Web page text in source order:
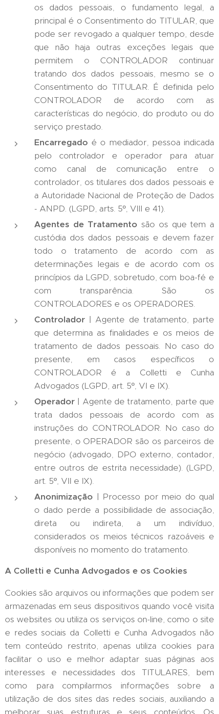
os dados pessoais, o fundamento legal, a
principal é o Consentimento do TITULAR, que
pode ser revogado a qualquer tempo, desde
que não haja outras exceções legais que
permitem o CONTROLADOR continuar
tratando dos dados pessoais, mesmo se o
Consentimento do TITULAR. É definida pelo
CONTROLADOR de acordo com as
características do negócio, do produto ou do
serviço prestado.
Encarregado é o mediador, pessoa indicada
pelo controlador e operador para atuar
como canal de comunicação entre o
controlador, os titulares dos dados pessoais e
a Autoridade Nacional de Proteção de Dados
- ANPD. (LGPD, arts. 5º, VIII e 41).
Agentes de Tratamento são os que tem a
custódia dos dados pessoais e devem fazer
todo o tratamento de acordo com as
determinações legais e de acordo com os
princípios da LGPD, sobretudo, com boa-fé e
com transparência. São os
CONTROLADORES e os OPERADORES.
Controlador | Agente de tratamento, parte
que determina as finalidades e os meios de
tratamento de dados pessoais. No caso do
presente, em casos específicos o
CONTROLADOR é a Colletti e Cunha
Advogados (LGPD, art. 5º, VI e IX).
Operador | Agente de tratamento, parte que
trata dados pessoais de acordo com as
instruções do CONTROLADOR. No caso do
presente, o OPERADOR são os parceiros de
negócio (advogado, DPO externo, contador,
entre outros de estrita necessidade). (LGPD,
art. 5º, VII e IX).
Anonimização | Processo por meio do qual
o dado perde a possibilidade de associação,
direta ou indireta, a um indivíduo,
considerados os meios técnicos razoáveis e
disponíveis no momento do tratamento.
A Colletti e Cunha Advogados e os Cookies
Cookies são arquivos ou informações que podem ser
armazenadas em seus dispositivos quando você visita
os websites ou utiliza os serviços on-line, como o site
e redes sociais da Colletti e Cunha Advogados não
tem conteúdo restrito, apenas utiliza cookies para
facilitar o uso e melhor adaptar suas páginas aos
interesses e necessidades dos TITULARES, bem
como para compilarmos informações sobre a
utilização de dos sites das redes sociais, auxiliando a